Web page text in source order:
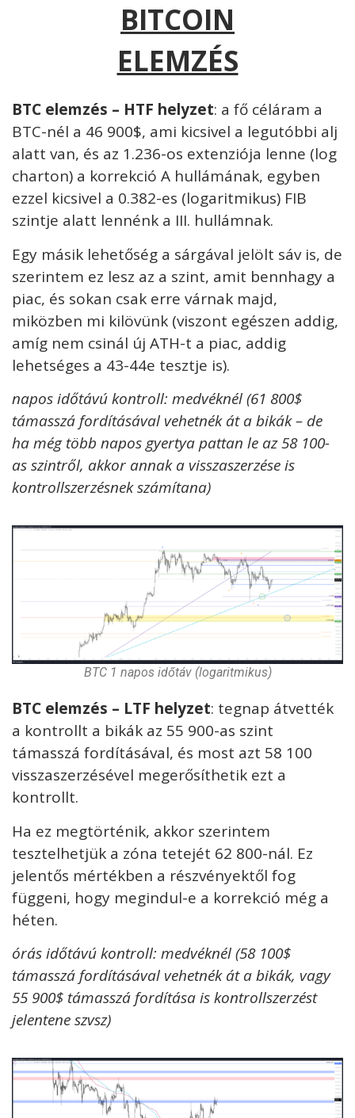
BITCOIN
ELEMZÉS
BTC elemzés – HTF helyzet: a fő céláram a
BTC-nél a 46 900$, ami kicsivel a legutóbbi alj
alatt van, és az 1.236-os extenziója lenne (log
charton) a korrekció A hullámának, egyben
ezzel kicsivel a 0.382-es (logaritmikus) FIB
szintje alatt lennénk a III. hullámnak.
Egy másik lehetőség a sárgával jelölt sáv is, de
szerintem ez lesz az a szint, amit bennhagy a
piac, és sokan csak erre várnak majd,
miközben mi kilövünk (viszont egészen addig,
amíg nem csinál új ATH-t a piac, addig
lehetséges a 43-44e tesztje is).
napos időtávú kontroll: medvéknél (61 800$
támasszá fordításával vehetnék át a bikák – de
ha még több napos gyertya pattan le az 58 100-
as szintről, akkor annak a visszaszerzése is
kontrollszerzésnek számítana)
BTC 1 napos időtáv (logaritmikus)
BTC elemzés – LTF helyzet: tegnap átvették
a kontrollt a bikák az 55 900-as szint
támasszá fordításával, és most azt 58 100
visszaszerzésével megerősíthetik ezt a
kontrollt.
Ha ez megtörténik, akkor szerintem
tesztelhetjük a zóna tetejét 62 800-nál. Ez
jelentős mértékben a részvényektől fog
függeni, hogy megindul-e a korrekció még a
héten.
órás időtávú kontroll: medvéknél (58 100$
támasszá fordításával vehetnék át a bikák, vagy
55 900$ támasszá fordítása is kontrollszerzést
jelentene szvsz)